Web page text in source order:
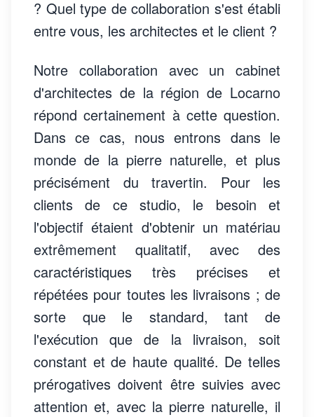
? Quel type de collaboration s'est établi
entre vous, les architectes et le client ?
Notre collaboration avec un cabinet
d'architectes de la région de Locarno
répond certainement à cette question.
Dans ce cas, nous entrons dans le
monde de la pierre naturelle, et plus
précisément du travertin. Pour les
clients de ce studio, le besoin et
l'objectif étaient d'obtenir un matériau
extrêmement qualitatif, avec des
caractéristiques très précises et
répétées pour toutes les livraisons ; de
sorte que le standard, tant de
l'exécution que de la livraison, soit
constant et de haute qualité. De telles
prérogatives doivent être suivies avec
attention et, avec la pierre naturelle, il